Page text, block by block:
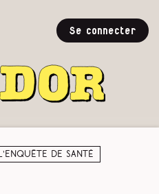
Se connecter
L’enquête de santé